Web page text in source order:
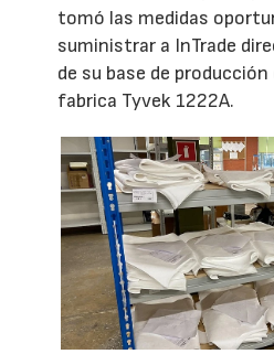
tomó las medidas
suministrar a InTrade
de su base de producción
fabrica Tyvek 1222A.